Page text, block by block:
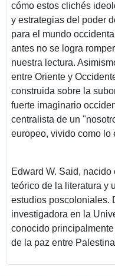
cómo estos clichés
y estrategias del poder
para el mundo
antes no se logra
nuestra lectura.
entre Oriente y
construida sobre la
fuerte imaginario
centralista de un
europeo, vivido como lo
Edward W. Said,
teórico de la literatura y
estudios poscoloniales.
investigadora en la
conocido
de la paz entre